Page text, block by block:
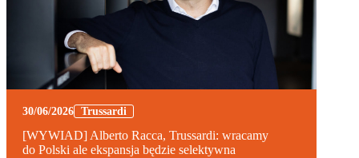
30/06/2026 Trussardi
[WYWIAD] Alberto Racca, Trussardi: wracamy
do Polski ale ekspansja będzie selektywna